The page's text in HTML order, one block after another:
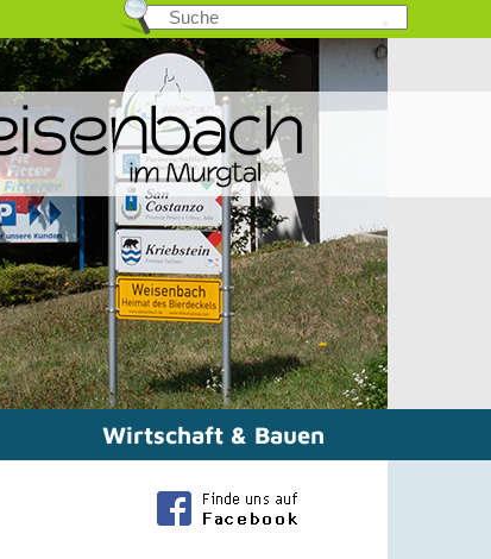
Wirtschaft & Bauen